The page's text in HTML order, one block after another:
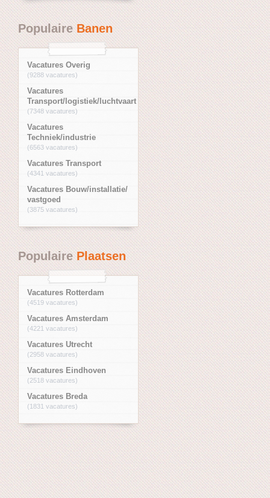
PopulaireBanen
Vacatures Overig
(9288 vacatures)
Vacatures
Transport/logistiek/luchtvaart
(7348 vacatures)
Vacatures
Techniek/industrie
(6563 vacatures)
Vacatures Transport
(4341 vacatures)
Vacatures Bouw/installatie/
vastgoed
(3875 vacatures)
Populaire Plaatsen
Vacatures Rotterdam
(4519 vacatures)
Vacatures Amsterdam
(4221 vacatures)
Vacatures Utrecht
(2958 vacatures)
Vacatures Eindhoven
(2518 vacatures)
Vacatures Breda
(1831 vacatures)